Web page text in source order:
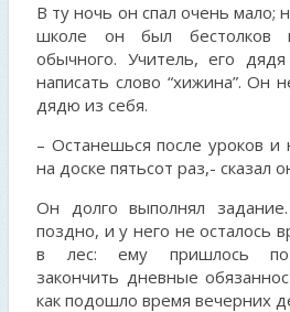
В ту ночь он спал очень
школе он был бестолков
обычного. Учитель, его
написать слово “хижина”. Он
дядю из себя.
– Останешься после уроков
на доске пятьсот раз,- сказал
Он долго выполнял
поздно, и у него не осталось
в лес: ему пришлось
закончить дневные
как подошло время вечерних